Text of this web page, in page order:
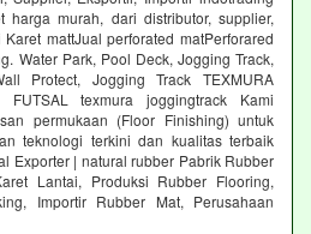
harga murah, dari distributor, supplier,
mattJual perforated matPerforared
Water Park, Pool Deck, Jogging Track,
Protect, Jogging Track TEXMURA
FUTSAL texmura joggingtrack Kami
permukaan (Floor Finishing) untuk
teknologi terkini dan kualitas terbaik
Exporter | natural rubber Pabrik Rubber
Lantai, Produksi Rubber Flooring,
Importir Rubber Mat, Perusahaan